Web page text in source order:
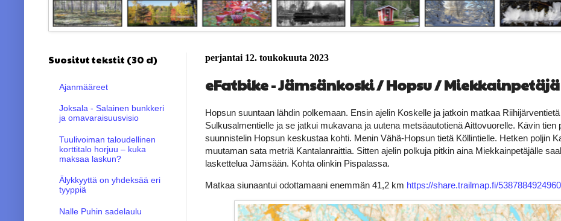
perjantai 12. toukokuuta 2023
eFatbike - Jämsänkoski / Hopsu / Miekkainpetäjä
Hopsun suuntaan lähdin polkemaan. Ensin ajelin Koskelle ja jatkoin matkaa
Sulkusalmentielle ja se jatkui mukavana ja uutena metsäautotienä Aittovuorelle. Kävin tien
suunnistelin Hopsun keskustaa kohti. Menin Vähä-Hopsun tietä Köllintielle. Hetken poljin
muutaman sata metriä Kantalanraittia. Sitten ajelin polkuja pitkin aina Miekkainpetäjälle
laskettelua Jämsään. Kohta olinkin Pispalassa.
Matkaa siunaantui odottamaani enemmän 41,2 km https://share.trailmap.fi/5387884924960
Suositut tekstit (30 d)
Ajanmääreet
Joksala - Salainen bunkkeri
ja omavaraisuusvisio
Tuulivoiman taloudellinen
korttitalo horjuu – kuka
maksaa laskun?
Älykkyyttä on yhdeksää eri
tyyppiä
Nalle Puhin sadelaulu